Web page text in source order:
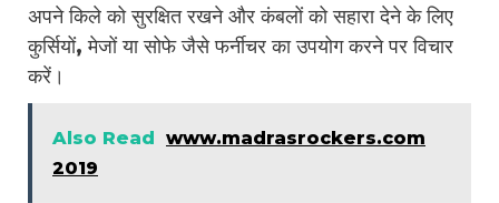
अपने किले को सुरक्षित रखने और कंबलों को सहारा देने के लिए
कुर्सियों, मेजों या सोफे जैसे फर्नीचर का उपयोग करने पर विचार
करें।
Also Read www.madrasrockers.com
2019